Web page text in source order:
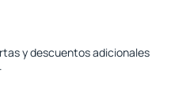
y descuentos adicionales